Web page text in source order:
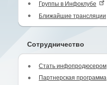
Группы в Инфоклубе
Ближайшие трансляции
Сотрудничество
Стать инфопродюсером
Партнерская программа